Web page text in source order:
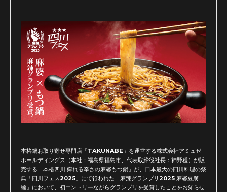
本格鍋お取り寄せ専門店「TAKUNABE」を運営する株式会社アミュゼ
ホールディングス（本社：福島県福島市、代表取締役社長：神野穫）が販
売する「本格四川 痺れる辛さの麻婆もつ鍋」が、日本最大の四川料理の祭
典「四川フェス2025」にて行われた「麻辣グランプリ2025 麻婆豆腐
編」において、初エントリーながらグランプリを受賞したことをお知らせ